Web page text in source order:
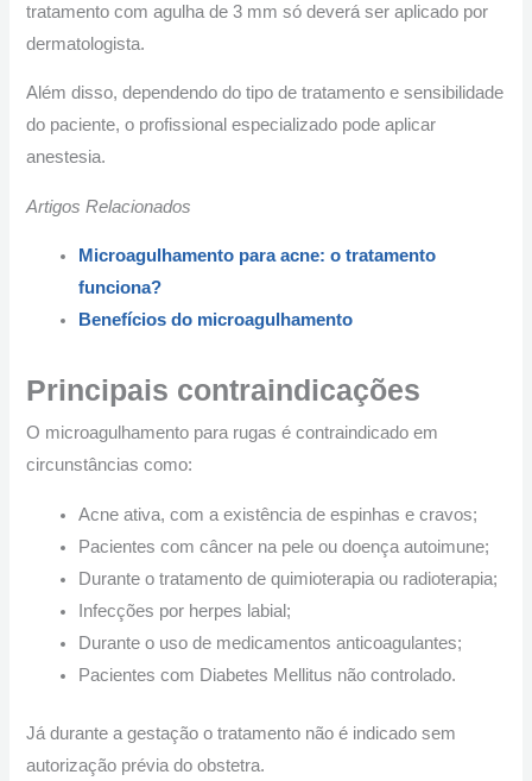
tratamento com agulha de 3 mm só deverá ser aplicado por
dermatologista.
Além disso, dependendo do tipo de tratamento e sensibilidade
do paciente, o profissional especializado pode aplicar
anestesia.
Artigos Relacionados
Microagulhamento para acne: o tratamento
funciona?
Benefícios do microagulhamento
Principais contraindicações
O microagulhamento para rugas é contraindicado em
circunstâncias como:
Acne ativa, com a existência de espinhas e cravos;
Pacientes com câncer na pele ou doença autoimune;
Durante o tratamento de quimioterapia ou radioterapia;
Infecções por herpes labial;
Durante o uso de medicamentos anticoagulantes;
Pacientes com Diabetes Mellitus não controlado.
Já durante a gestação o tratamento não é indicado sem
autorização prévia do obstetra.